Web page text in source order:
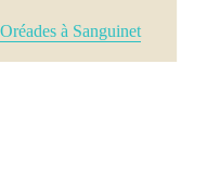
à Sanguinet